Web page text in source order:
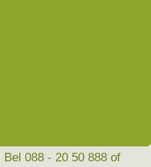
088 - 20 50 888 of